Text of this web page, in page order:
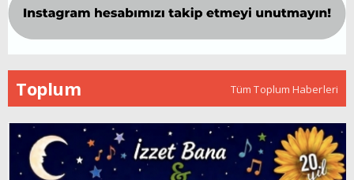
Toplum Tüm Toplum Haberleri